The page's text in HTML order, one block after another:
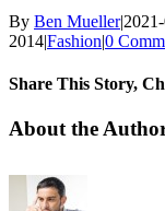
By Ben Mueller|
2014|Fashion|0
Share This Story,
Facebook
X
Reddit
LinkedIn
Tumblr
Pinterest
Vk
Email
About the